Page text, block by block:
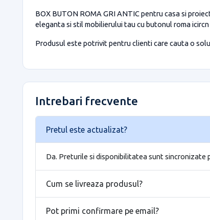
BOX BUTON ROMA GRI ANTIC pentru casa si
eleganta si stil mobilierului tau cu butonul roma
Produsul este potrivit pentru clienti care cauta o
Intrebari frecvente
Pretul este actualizat?
Da. Preturile si disponibilitatea sunt sincronizate
Cum se livreaza produsul?
Pot primi confirmare pe email?